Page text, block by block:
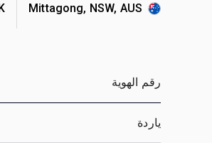
Mittagong, NSW, AUS
رقم الهوية
ياردة